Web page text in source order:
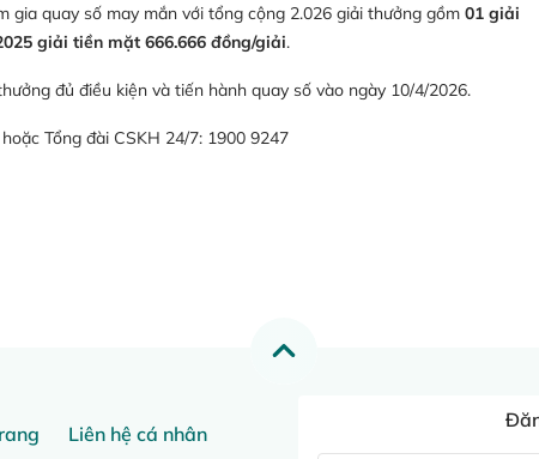
gia quay số may mắn với tổng cộng 2.026 giải thưởng gồm 01 giải
giải tiền mặt 666.666 đồng/giải.
đủ điều kiện và tiến hành quay số vào ngày 10/4/2026.
Tổng đài CSKH 24/7: 1900 9247
Liên hệ cá nhân